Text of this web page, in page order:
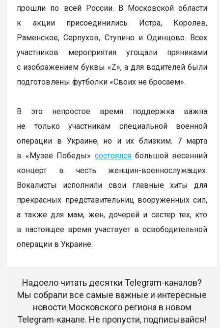
прошли по всей России. В Московской области
к акции присоединились Истра, Королев,
Раменское, Серпухов, Ступино и Одинцово. Всех
участников мероприятия угощали пряниками
с изображением буквы «Z», а для водителей были
подготовлены футболки «Своих не бросаем».
В это непростое время поддержка важна
не только участникам специальной военной
операции в Украине, но и их близким. 7 марта
в «Музее Победы»состоялся большой весенний
концерт в честь женщин-военнослужащих.
Вокалисты исполнили свои главные хиты для
прекрасных представительниц вооруженных сил,
а также для мам, жен, дочерей и сестер тех, кто
в настоящее время участвует в освободительной
операции в Украине.
Надоело читать десятки Telegram-каналов?
Мы собрали все самые важные и интересные
новости Московского региона в новом
Telegram-канале. Не пропусти, подписывайся!